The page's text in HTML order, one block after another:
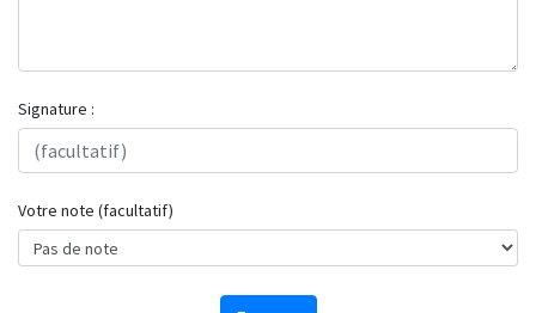
Signature :
Votre note (facultatif)